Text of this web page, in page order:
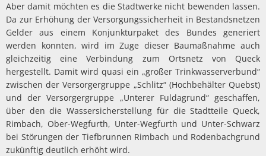
Aber damit möchten es die Stadtwerke nicht bewenden lassen.
Da zur Erhöhung der Versorgungssicherheit in Bestandsnetzen
Gelder aus einem Konjunkturpaket des Bundes generiert
werden konnten, wird im Zuge dieser Baumaßnahme auch
gleichzeitig eine Verbindung zum Ortsnetz von Queck
hergestellt. Damit wird quasi ein „großer Trinkwasserverbund“
zwischen der Versorgergruppe „Schlitz“ (Hochbehälter Quebst)
und der Versorgergruppe „Unterer Fuldagrund“ geschaffen,
über den die Wassersicherstellung für die Stadtteile Queck,
Rimbach, Ober-Wegfurth, Unter-Wegfurth und Unter-Schwarz
bei Störungen der Tiefbrunnen Rimbach und Rodenbachgrund
zukünftig deutlich erhöht wird.